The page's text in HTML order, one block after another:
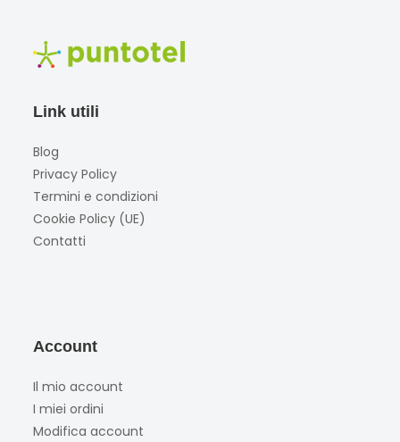
Link utili
Blog
Privacy Policy
Termini e condizioni
Cookie Policy (UE)
Contatti
Account
Il mio account
I miei ordini
Modifica account